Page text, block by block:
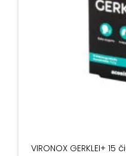
VIRONOX GERKLEI+